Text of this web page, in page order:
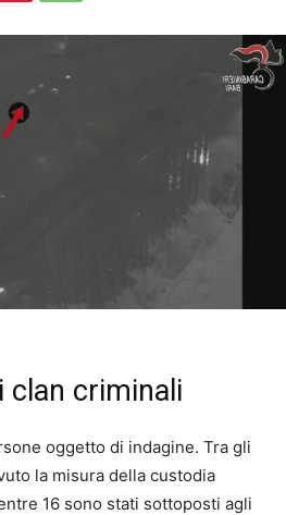
clan criminali
oggetto di indagine. Tra gli
la misura della custodia
16 sono stati sottoposti agli